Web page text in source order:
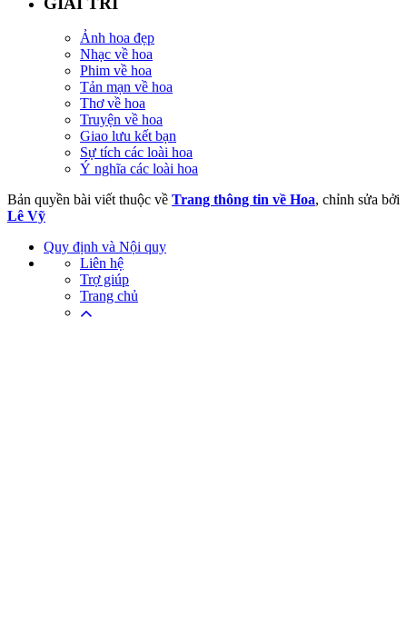
Ảnh hoa đẹp
Nhạc về hoa
Phim về hoa
Tản mạn về hoa
Thơ về hoa
Truyện về hoa
Giao lưu kết bạn
Sự tích các loài hoa
Ý nghĩa các loài hoa
Bản quyền bài viết thuộc về Trang thông tin về Hoa, chỉnh sửa bởi
Lê Vỹ
Quy định và Nội quy
Liên hệ
Trợ giúp
Trang chủ